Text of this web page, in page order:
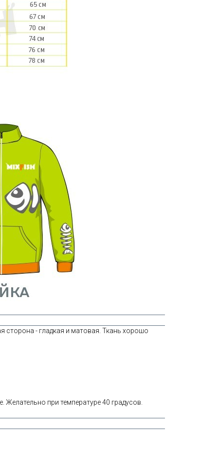
сторона - гладкая и матовая. Ткань хорошо
при температуре 40 градусов.